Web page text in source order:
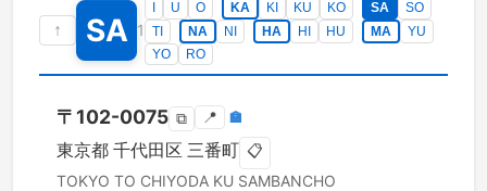
↑ SA 1
U O KA KI KU KO SA
SO
TI
NA NI HA HI HU MA
YU
YO
RO
〒 102-0075 ⧉ 📍 🏣
東京都 千代田区 三番町 📋
TOKYO TO CHIYODA KU SAMBANCHO